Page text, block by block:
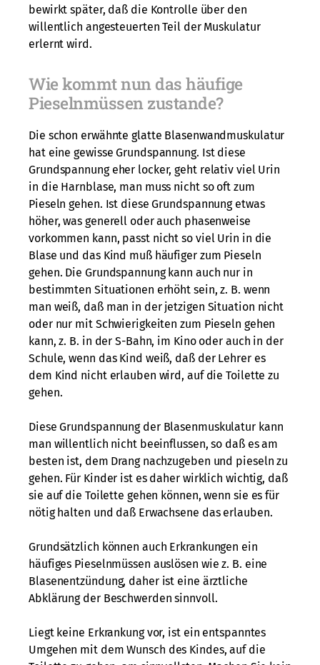
bewirkt später, daß die Kontrolle über den
willentlich angesteuerten Teil der Muskulatur
erlernt wird.
Wie kommt nun das häufige
Pieselnmüssen zustande?
Die schon erwähnte glatte Blasenwandmuskulatur
hat eine gewisse Grundspannung. Ist diese
Grundspannung eher locker, geht relativ viel Urin
in die Harnblase, man muss nicht so oft zum
Pieseln gehen. Ist diese Grundspannung etwas
höher, was generell oder auch phasenweise
vorkommen kann, passt nicht so viel Urin in die
Blase und das Kind muß häufiger zum Pieseln
gehen. Die Grundspannung kann auch nur in
bestimmten Situationen erhöht sein, z. B. wenn
man weiß, daß man in der jetzigen Situation nicht
oder nur mit Schwierigkeiten zum Pieseln gehen
kann, z. B. in der S-Bahn, im Kino oder auch in der
Schule, wenn das Kind weiß, daß der Lehrer es
dem Kind nicht erlauben wird, auf die Toilette zu
gehen.
Diese Grundspannung der Blasenmuskulatur kann
man willentlich nicht beeinflussen, so daß es am
besten ist, dem Drang nachzugeben und pieseln zu
gehen. Für Kinder ist es daher wirklich wichtig, daß
sie auf die Toilette gehen können, wenn sie es für
nötig halten und daß Erwachsene das erlauben.
Grundsätzlich können auch Erkrankungen ein
häufiges Pieselnmüssen auslösen wie z. B. eine
Blasenentzündung, daher ist eine ärztliche
Abklärung der Beschwerden sinnvoll.
Liegt keine Erkrankung vor, ist ein entspanntes
Umgehen mit dem Wunsch des Kindes, auf die